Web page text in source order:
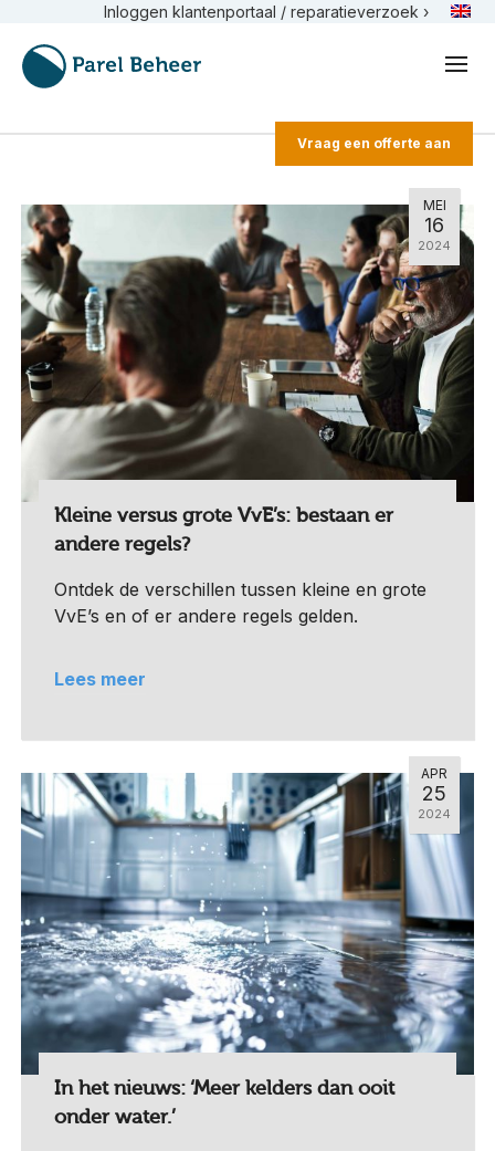
Vraag een offerte aan
Inloggen klantenportaal / reparatieverzoek ›
MEI
16
2024
Kleine versus grote VvE’s: bestaan er
andere regels?
Ontdek de verschillen tussen kleine en grote
VvE’s en of er andere regels gelden.
Lees meer
APR
25
2024
In het nieuws: ‘Meer kelders dan ooit
onder water.’